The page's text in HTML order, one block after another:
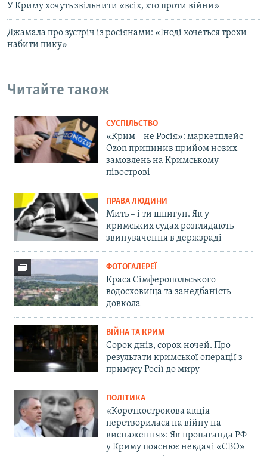
У Криму хочуть звільнити «всіх, хто проти війни»
Джамала про зустріч із росіянами: «Іноді хочеться трохи
набити пику»
Читайте також
СУСПІЛЬСТВО
«Крим – не Росія»: маркетплейс
Ozon припинив прийом нових
замовлень на Кримському
півострові
ПРАВА ЛЮДИНИ
Мить – і ти шпигун. Як у
кримських судах розглядають
звинувачення в держзраді
ФОТОГАЛЕРЕЇ
Краса Сімферопольського
водосховища та занедбаність
довкола
ВІЙНА ТА КРИМ
Сорок днів, сорок ночей. Про
результати кримської операції з
примусу Росії до миру
ПОЛІТИКА
«Короткострокова акція
перетворилася на війну на
виснаження»: Як пропаганда РФ
у Криму пояснює невдачі «СВО»